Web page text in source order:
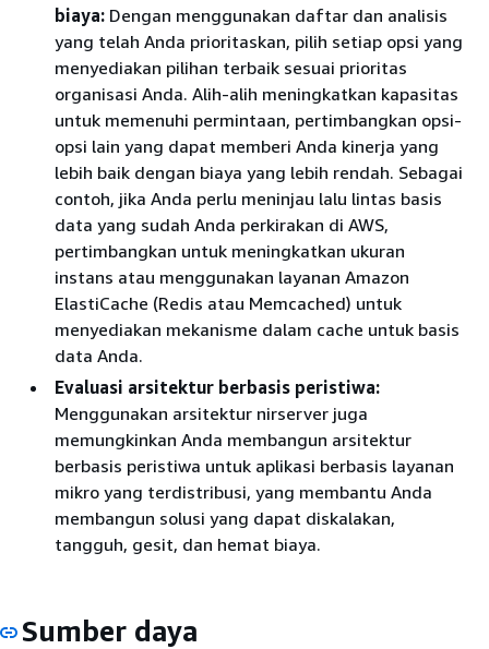
biaya: Dengan menggunakan daftar dan analisis
yang telah Anda prioritaskan, pilih setiap opsi yang
menyediakan pilihan terbaik sesuai prioritas
organisasi Anda. Alih-alih meningkatkan kapasitas
untuk memenuhi permintaan, pertimbangkan opsi-
opsi lain yang dapat memberi Anda kinerja yang
lebih baik dengan biaya yang lebih rendah. Sebagai
contoh, jika Anda perlu meninjau lalu lintas basis
data yang sudah Anda perkirakan di AWS,
pertimbangkan untuk meningkatkan ukuran
instans atau menggunakan layanan Amazon
ElastiCache (Redis atau Memcached) untuk
menyediakan mekanisme dalam cache untuk basis
data Anda.
Evaluasi arsitektur berbasis peristiwa:
Menggunakan arsitektur nirserver juga
memungkinkan Anda membangun arsitektur
berbasis peristiwa untuk aplikasi berbasis layanan
mikro yang terdistribusi, yang membantu Anda
membangun solusi yang dapat diskalakan,
tangguh, gesit, dan hemat biaya.
Sumber daya